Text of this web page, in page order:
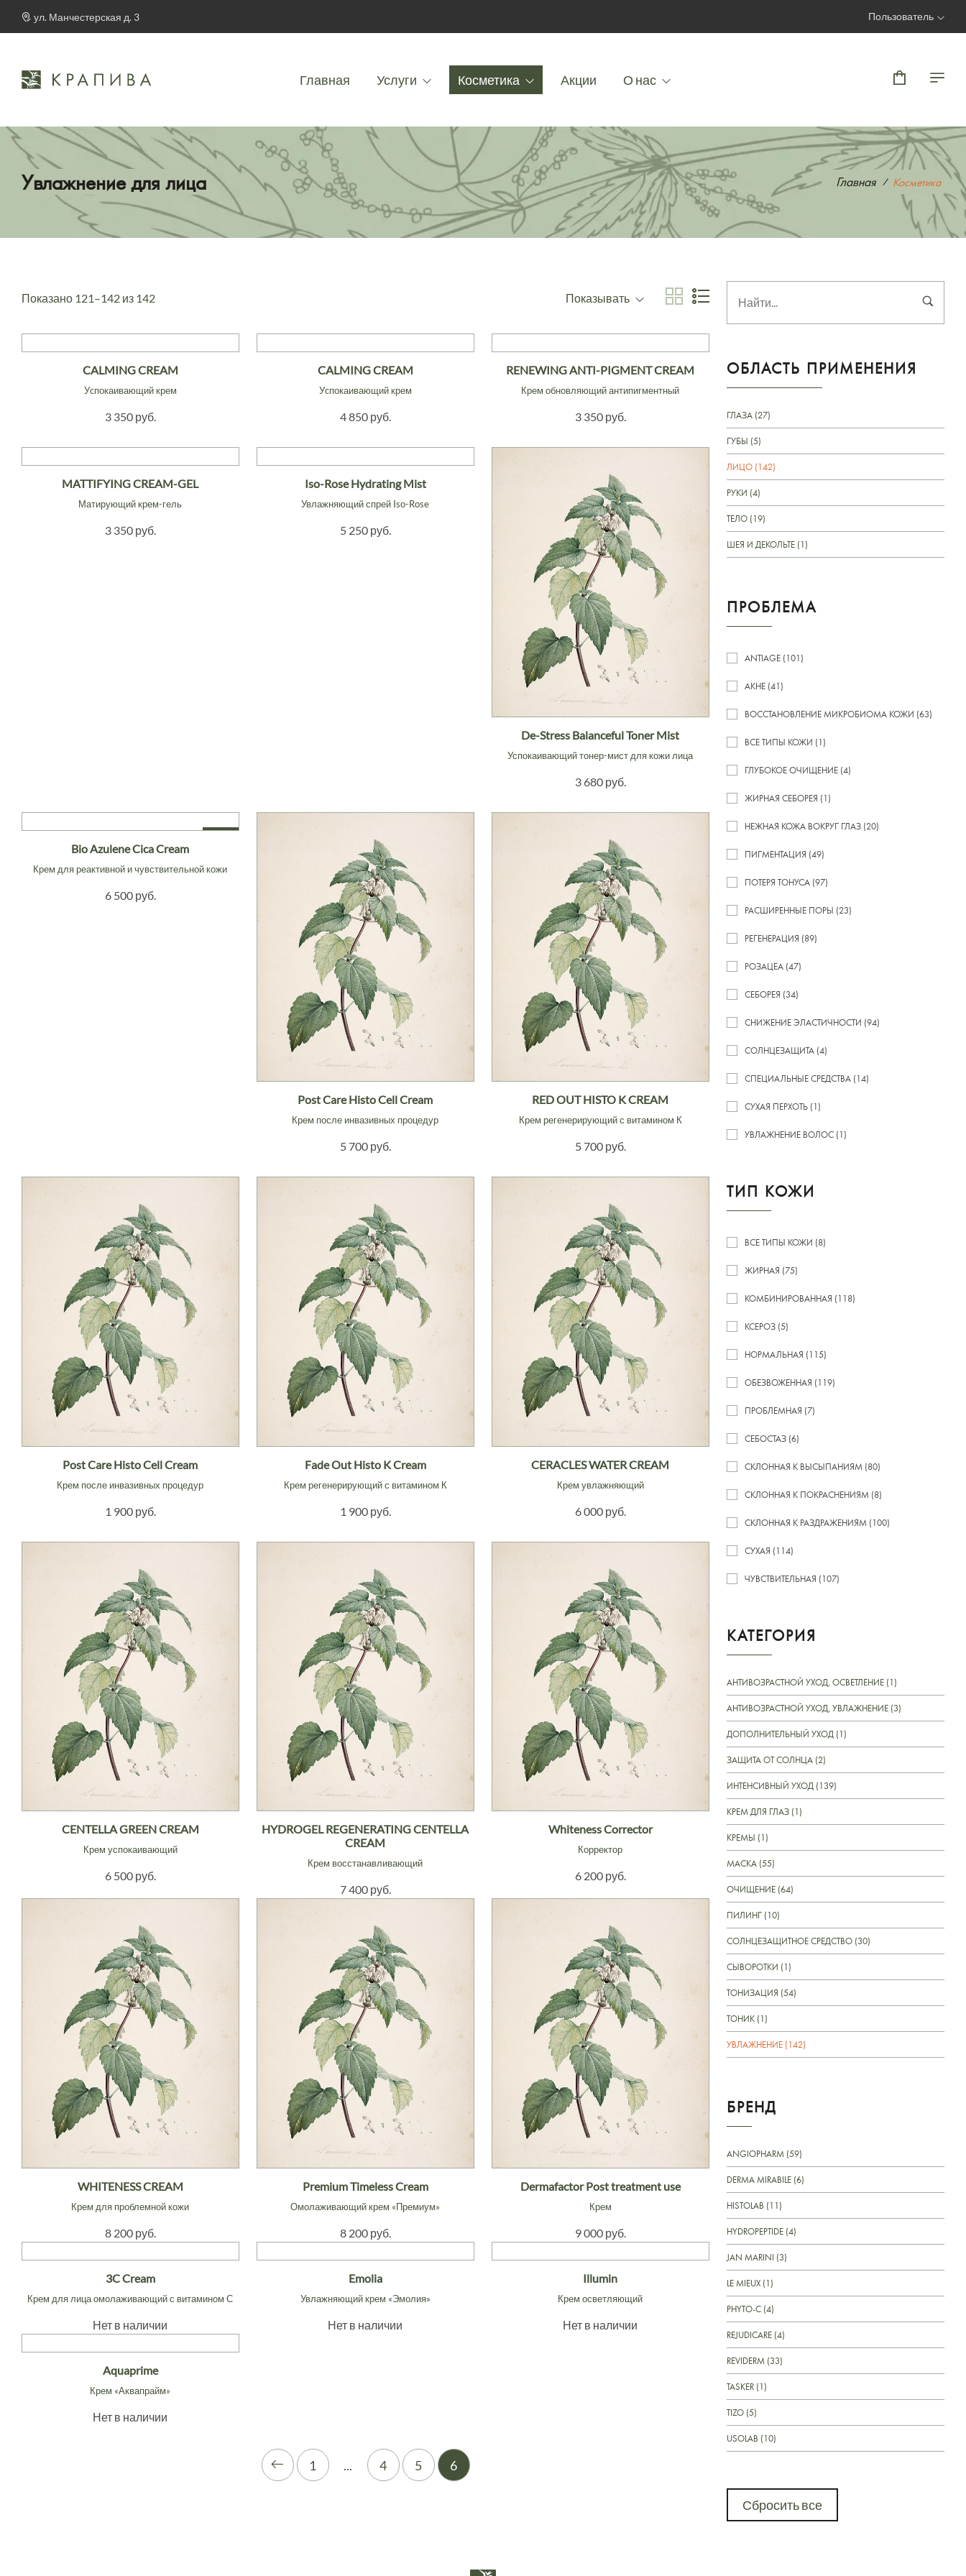
ул. Манчестерская д. 3 Пользователь
Главная Услуги Косметика Акции О нас
Увлажнение для лица Главная Косметика
Показано 121–142 из 142 Показывать
CALMING CREAM
Уcпокаивающий крем
3 350 руб.
CALMING CREAM
Уcпокаивающий крем
4 850 руб.
RENEWING ANTI-PIGMENT CREAM
Крем обновляющий антипигментный
3 350 руб.
MATTIFYING CREAM-GEL
Матирующий крем-гель
3 350 руб.
Iso-Rose Hydrating Mist
Увлажняющий спрей Iso-Rose
5 250 руб.
De-Stress Balanceful Toner Mist
Успокаивающий тонер-мист для кожи лица
3 680 руб.
Bio Azulene Cica Cream
Крем для реактивной и чувствительной кожи
6 500 руб.
Post Care Histo Cell Cream
Крем после инвазивных процедур
5 700 руб.
RED OUT HISTO K CREAM
Крем регенерирующий с витамином К
5 700 руб.
Post Care Histo Cell Cream
Крем после инвазивных процедур
1 900 руб.
Fade Out Histo K Cream
Крем регенерирующий с витамином К
1 900 руб.
CERACLES WATER CREAM
Крем увлажняющий
6 000 руб.
CENTELLA GREEN CREAM
Крем успокаивающий
6 500 руб.
HYDROGEL REGENERATING CENTELLA
CREAM
Крем восстанавливающий
7 400 руб.
Whiteness Corrector
Корректор
6 200 руб.
WHITENESS CREAM
Крем для проблемной кожи
8 200 руб.
Premium Timeless Cream
Омолаживающий крем «Премиум»
8 200 руб.
Dermafactor Post treatment use
Крем
9 000 руб.
3C Cream
Крем для лица омолаживающий с витамином С
Нет в наличии
Emolia
Увлажняющий крем «Эмолия»
Нет в наличии
Illumin
Крем осветляющий
Нет в наличии
Aquaprime
Крем «Аквапрайм»
Нет в наличии
1 ... 4 5 6
ОБЛАСТЬ ПРИМЕНЕНИЯ
ГЛАЗА (27)
ГУБЫ (5)
ЛИЦО (142)
РУКИ (4)
ТЕЛО (19)
ШЕЯ И ДЕКОЛЬТЕ (1)
ПРОБЛЕМА
ANTIAGE (101)
АКНЕ (41)
ВОССТАНОВЛЕНИЕ МИКРОБИОМА КОЖИ (63)
ВСЕ ТИПЫ КОЖИ (1)
ГЛУБОКОЕ ОЧИЩЕНИЕ (4)
ЖИРНАЯ СЕБОРЕЯ (1)
НЕЖНАЯ КОЖА ВОКРУГ ГЛАЗ (20)
ПИГМЕНТАЦИЯ (49)
ПОТЕРЯ ТОНУСА (97)
РАСШИРЕННЫЕ ПОРЫ (23)
РЕГЕНЕРАЦИЯ (89)
РОЗАЦЕА (47)
СЕБОРЕЯ (34)
СНИЖЕНИЕ ЭЛАСТИЧНОСТИ (94)
СОЛНЦЕЗАЩИТА (4)
СПЕЦИАЛЬНЫЕ СРЕДСТВА (14)
СУХАЯ ПЕРХОТЬ (1)
УВЛАЖНЕНИЕ ВОЛОС (1)
ТИП КОЖИ
ВСЕ ТИПЫ КОЖИ (8)
ЖИРНАЯ (75)
КОМБИНИРОВАННАЯ (118)
КСЕРОЗ (5)
НОРМАЛЬНАЯ (115)
ОБЕЗВОЖЕННАЯ (119)
ПРОБЛЕМНАЯ (7)
СЕБОСТАЗ (6)
СКЛОННАЯ К ВЫСЫПАНИЯМ (80)
СКЛОННАЯ К ПОКРАСНЕНИЯМ (8)
СКЛОННАЯ К РАЗДРАЖЕНИЯМ (100)
СУХАЯ (114)
ЧУВСТВИТЕЛЬНАЯ (107)
КАТЕГОРИЯ
АНТИВОЗРАСТНОЙ УХОД, ОСВЕТЛЕНИЕ (1)
АНТИВОЗРАСТНОЙ УХОД, УВЛАЖНЕНИЕ (3)
ДОПОЛНИТЕЛЬНЫЙ УХОД (1)
ЗАЩИТА ОТ СОЛНЦА (2)
ИНТЕНСИВНЫЙ УХОД (139)
КРЕМ ДЛЯ ГЛАЗ (1)
КРЕМЫ (1)
МАСКА (55)
ОЧИЩЕНИЕ (64)
ПИЛИНГ (10)
СОЛНЦЕЗАЩИТНОЕ СРЕДСТВО (30)
СЫВОРОТКИ (1)
ТОНИЗАЦИЯ (54)
ТОНИК (1)
УВЛАЖНЕНИЕ (142)
БРЕНД
ANGIOPHARM (59)
DERMA MIRABILE (6)
HISTOLAB (11)
HYDROPEPTIDE (4)
JAN MARINI (3)
LE MIEUX (1)
PHYTO-C (4)
REJUDICARE (4)
REVIDERM (33)
TASKER (1)
TIZO (5)
USOLAB (10)
Сбросить все